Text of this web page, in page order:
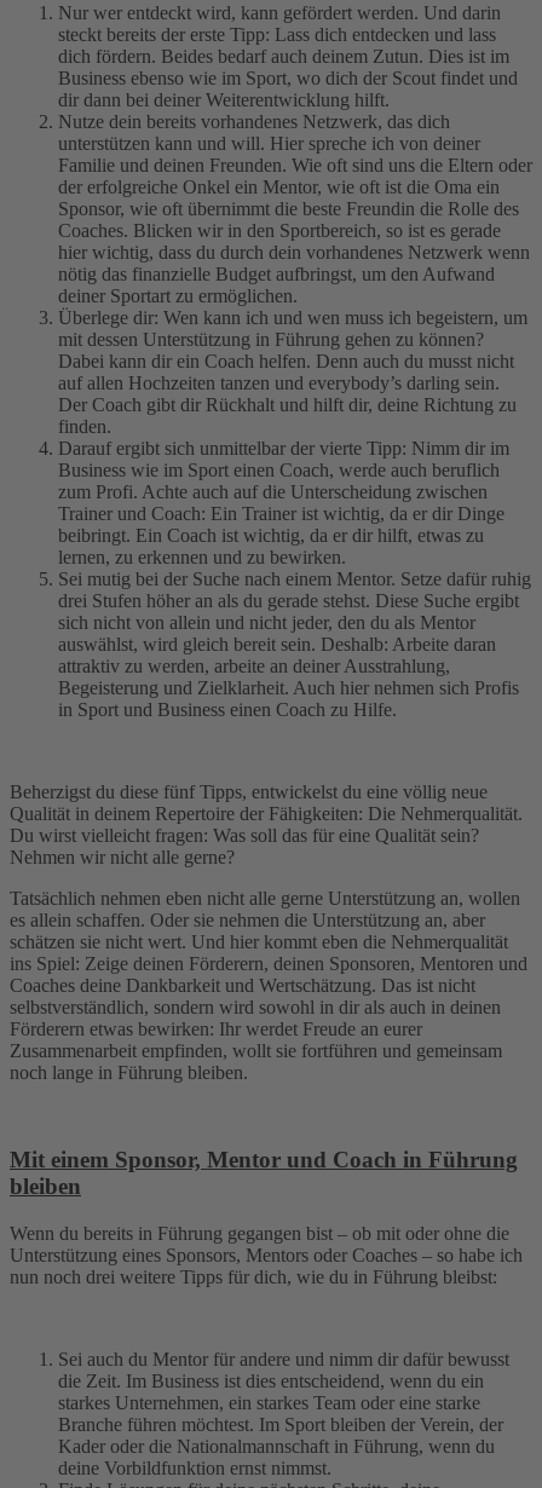
Nur wer entdeckt wird, kann gefördert werden. Und darin
steckt bereits der erste Tipp: Lass dich entdecken und lass
dich fördern. Beides bedarf auch deinem Zutun. Dies ist im
Business ebenso wie im Sport, wo dich der Scout findet und
dir dann bei deiner Weiterentwicklung hilft.
Nutze dein bereits vorhandenes Netzwerk, das dich
unterstützen kann und will. Hier spreche ich von deiner
Familie und deinen Freunden. Wie oft sind uns die Eltern oder
der erfolgreiche Onkel ein Mentor, wie oft ist die Oma ein
Sponsor, wie oft übernimmt die beste Freundin die Rolle des
Coaches. Blicken wir in den Sportbereich, so ist es gerade
hier wichtig, dass du durch dein vorhandenes Netzwerk wenn
nötig das finanzielle Budget aufbringst, um den Aufwand
deiner Sportart zu ermöglichen.
Überlege dir: Wen kann ich und wen muss ich begeistern, um
mit dessen Unterstützung in Führung gehen zu können?
Dabei kann dir ein Coach helfen. Denn auch du musst nicht
auf allen Hochzeiten tanzen und everybody’s darling sein.
Der Coach gibt dir Rückhalt und hilft dir, deine Richtung zu
finden.
Darauf ergibt sich unmittelbar der vierte Tipp: Nimm dir im
Business wie im Sport einen Coach, werde auch beruflich
zum Profi. Achte auch auf die Unterscheidung zwischen
Trainer und Coach: Ein Trainer ist wichtig, da er dir Dinge
beibringt. Ein Coach ist wichtig, da er dir hilft, etwas zu
lernen, zu erkennen und zu bewirken.
Sei mutig bei der Suche nach einem Mentor. Setze dafür ruhig
drei Stufen höher an als du gerade stehst. Diese Suche ergibt
sich nicht von allein und nicht jeder, den du als Mentor
auswählst, wird gleich bereit sein. Deshalb: Arbeite daran
attraktiv zu werden, arbeite an deiner Ausstrahlung,
Begeisterung und Zielklarheit. Auch hier nehmen sich Profis
in Sport und Business einen Coach zu Hilfe.
Beherzigst du diese fünf Tipps, entwickelst du eine völlig neue
Qualität in deinem Repertoire der Fähigkeiten: Die Nehmerqualität.
Du wirst vielleicht fragen: Was soll das für eine Qualität sein?
Nehmen wir nicht alle gerne?
Tatsächlich nehmen eben nicht alle gerne Unterstützung an, wollen
es allein schaffen. Oder sie nehmen die Unterstützung an, aber
schätzen sie nicht wert. Und hier kommt eben die Nehmerqualität
ins Spiel: Zeige deinen Förderern, deinen Sponsoren, Mentoren und
Coaches deine Dankbarkeit und Wertschätzung. Das ist nicht
selbstverständlich, sondern wird sowohl in dir als auch in deinen
Förderern etwas bewirken: Ihr werdet Freude an eurer
Zusammenarbeit empfinden, wollt sie fortführen und gemeinsam
noch lange in Führung bleiben.
Mit einem Sponsor, Mentor und Coach in Führung
bleiben
Wenn du bereits in Führung gegangen bist – ob mit oder ohne die
Unterstützung eines Sponsors, Mentors oder Coaches – so habe ich
nun noch drei weitere Tipps für dich, wie du in Führung bleibst:
Sei auch du Mentor für andere und nimm dir dafür bewusst
die Zeit. Im Business ist dies entscheidend, wenn du ein
starkes Unternehmen, ein starkes Team oder eine starke
Branche führen möchtest. Im Sport bleiben der Verein, der
Kader oder die Nationalmannschaft in Führung, wenn du
deine Vorbildfunktion ernst nimmst.